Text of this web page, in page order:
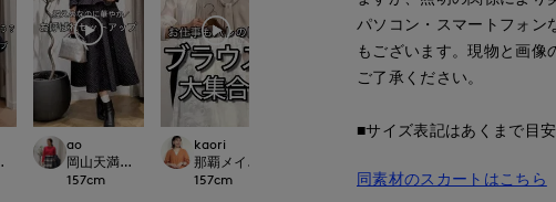
ao
岡山天満屋SUPERIORCLOSET
157cm
kaori
那覇メインプレイスI.T.'S.international
157cm cm
kaori
157 cm
パソコン・スマートフォン
もございます。現物と画像
ご了承ください。
■サイズ表記はあくまで目安
同素材のスカートはこちら